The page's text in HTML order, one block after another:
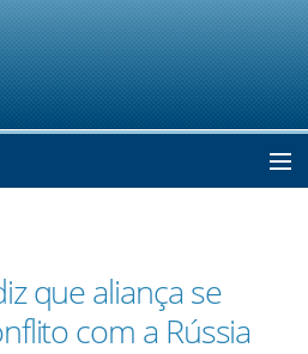
que aliança se
com a Rússia